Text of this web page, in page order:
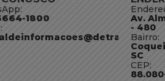
1800
Av.
- 480
Bairro:
SC
CEP: